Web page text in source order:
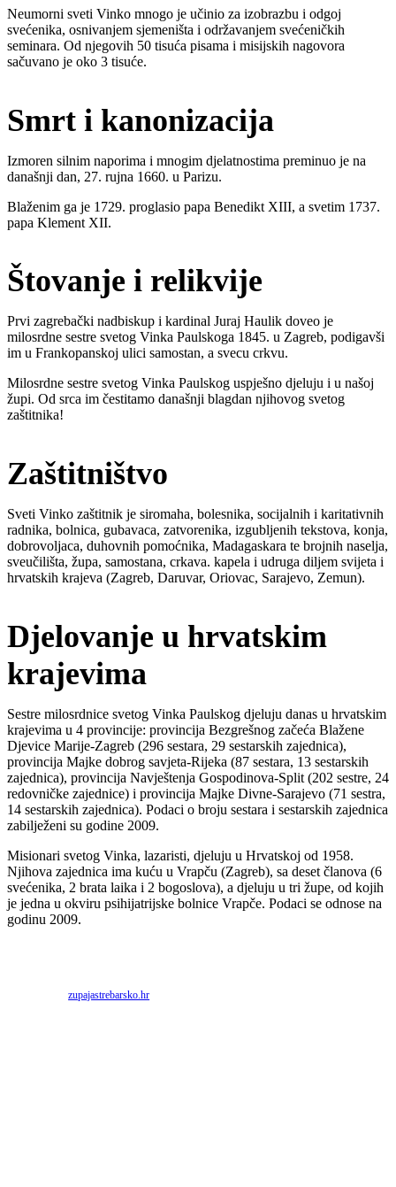
Neumorni sveti Vinko mnogo je učinio za izobrazbu i odgoj
svećenika, osnivanjem sjemeništa i održavanjem svećeničkih
seminara. Od njegovih 50 tisuća pisama i misijskih nagovora
sačuvano je oko 3 tisuće.
Smrt i kanonizacija
Izmoren silnim naporima i mnogim djelatnostima preminuo je na
današnji dan, 27. rujna 1660. u Parizu.
Blaženim ga je 1729. proglasio papa Benedikt XIII, a svetim 1737.
papa Klement XII.
Štovanje i relikvije
Prvi zagrebački nadbiskup i kardinal Juraj Haulik doveo je
milosrdne sestre svetog Vinka Paulskoga 1845. u Zagreb, podigavši
im u Frankopanskoj ulici samostan, a svecu crkvu.
Milosrdne sestre svetog Vinka Paulskog uspješno djeluju i u našoj
župi. Od srca im čestitamo današnji blagdan njihovog svetog
zaštitnika!
Zaštitništvo
Sveti Vinko zaštitnik je siromaha, bolesnika, socijalnih i karitativnih
radnika, bolnica, gubavaca, zatvorenika, izgubljenih tekstova, konja,
dobrovoljaca, duhovnih pomoćnika, Madagaskara te brojnih naselja,
sveučilišta, župa, samostana, crkava. kapela i udruga diljem svijeta i
hrvatskih krajeva (Zagreb, Daruvar, Oriovac, Sarajevo, Zemun).
Djelovanje u hrvatskim
krajevima
Sestre milosrdnice svetog Vinka Paulskog djeluju danas u hrvatskim
krajevima u 4 provincije: provincija Bezgrešnog začeća Blažene
Djevice Marije-Zagreb (296 sestara, 29 sestarskih zajednica),
provincija Majke dobrog savjeta-Rijeka (87 sestara, 13 sestarskih
zajednica), provincija Navještenja Gospodinova-Split (202 sestre, 24
redovničke zajednice) i provincija Majke Divne-Sarajevo (71 sestra,
14 sestarskih zajednica). Podaci o broju sestara i sestarskih zajednica
zabilježeni su godine 2009.
Misionari svetog Vinka, lazaristi, djeluju u Hrvatskoj od 1958.
Njihova zajednica ima kuću u Vrapču (Zagreb), sa deset članova (6
svećenika, 2 brata laika i 2 bogoslova), a djeluju u tri župe, od kojih
je jedna u okviru psihijatrijske bolnice Vrapče. Podaci se odnose na
godinu 2009.
Izvor:zupajastrebarsko.hr